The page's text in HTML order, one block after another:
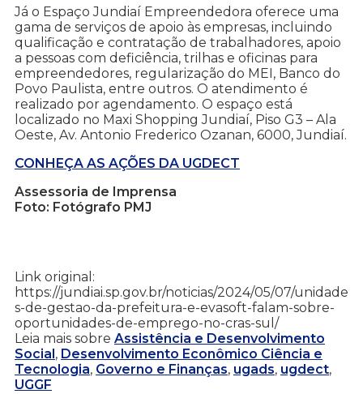
Já o Espaço Jundiaí Empreendedora oferece uma
gama de serviços de apoio às empresas, incluindo
qualificação e contratação de trabalhadores, apoio
a pessoas com deficiência, trilhas e oficinas para
empreendedores, regularização do MEI, Banco do
Povo Paulista, entre outros. O atendimento é
realizado por agendamento. O espaço está
localizado no Maxi Shopping Jundiaí, Piso G3 – Ala
Oeste, Av. Antonio Frederico Ozanan, 6000, Jundiaí.
CONHEÇA AS AÇÕES DA UGDECT
Assessoria de Imprensa
Foto: Fotógrafo PMJ
Link original:
https://jundiai.sp.gov.br/noticias/2024/05/07/unidade
s-de-gestao-da-prefeitura-e-evasoft-falam-sobre-
oportunidades-de-emprego-no-cras-sul/
Leia mais sobre Assistência e Desenvolvimento
Social, Desenvolvimento Econômico Ciência e
Tecnologia, Governo e Finanças, ugads, ugdect,
UGGF